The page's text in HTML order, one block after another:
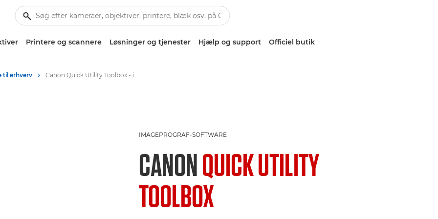
Printere og scannere Løsninger og tjenester Hjælp og support Officiel butik
til erhverv Canon Quick Utility Toolbox - imagePROGRAF bundled software
IMAGEPROGRAF-SOFTWARE
CANONQUICK UTILITY
TOOLBOX